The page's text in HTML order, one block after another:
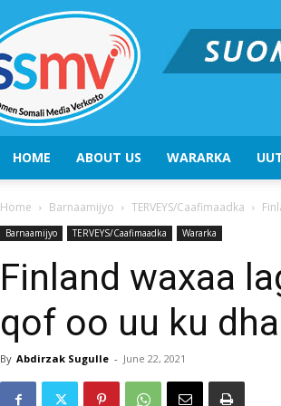
HOME ABOUT US WARARKA
Home Barnaamijyo TERVEYS/Caafimaadka
Barnaamijyo TERVEYS/Caafimaadka Wararka
Finland waxaa
qof oo uu ku
By Abdirzak Sugulle - June 22, 2021